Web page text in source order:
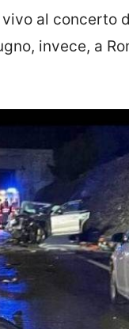
al concerto
invece, a